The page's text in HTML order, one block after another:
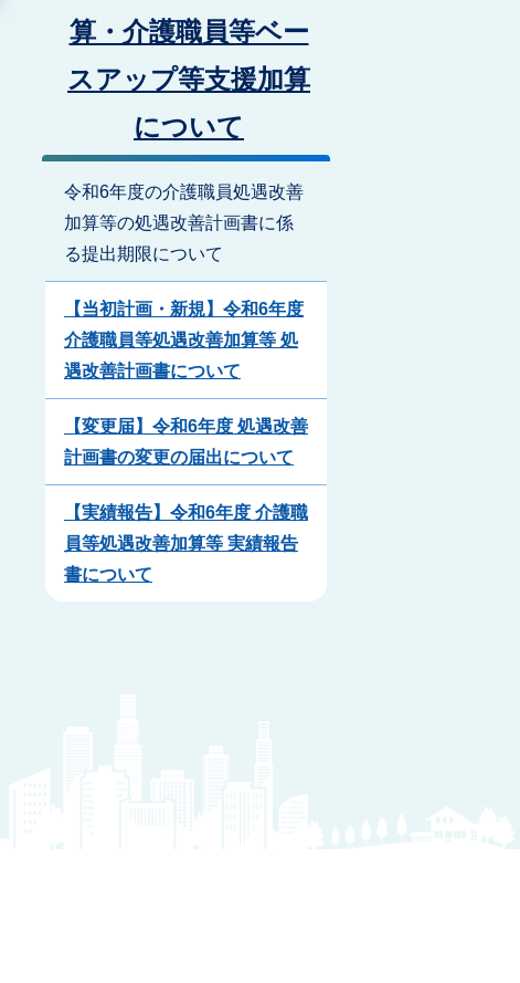
算・介護職員等ベー
スアップ等支援加算
について
令和6年度の介護職員処遇改善
加算等の処遇改善計画書に係
る提出期限について
【当初計画・新規】令和6年度
介護職員等処遇改善加算等 処
遇改善計画書について
【変更届】令和6年度 処遇改善
計画書の変更の届出について
【実績報告】令和6年度 介護職
員等処遇改善加算等 実績報告
書について